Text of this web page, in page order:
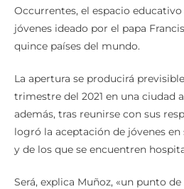
Occurrentes, el espacio
jóvenes ideado por el papa
quince países del mundo.
La apertura se producirá
trimestre del 2021 en una ciudad
además, tras reunirse con sus
logró la aceptación de jóvenes
y de los que se encuentren
Será, explica Muñoz, «un punto